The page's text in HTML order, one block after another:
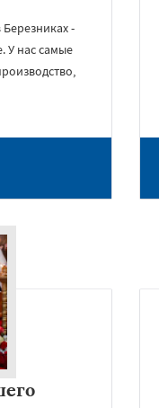
-
У нас самые